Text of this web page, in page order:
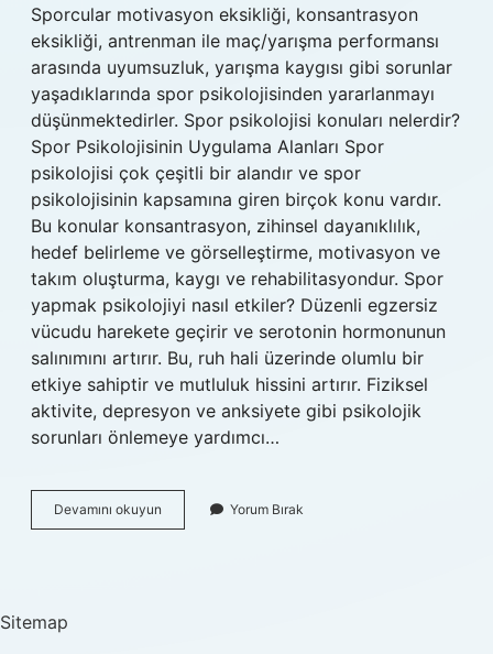
Sporcular motivasyon eksikliği, konsantrasyon
eksikliği, antrenman ile maç/yarışma performansı
arasında uyumsuzluk, yarışma kaygısı gibi sorunlar
yaşadıklarında spor psikolojisinden yararlanmayı
düşünmektedirler. Spor psikolojisi konuları nelerdir?
Spor Psikolojisinin Uygulama Alanları Spor
psikolojisi çok çeşitli bir alandır ve spor
psikolojisinin kapsamına giren birçok konu vardır.
Bu konular konsantrasyon, zihinsel dayanıklılık,
hedef belirleme ve görselleştirme, motivasyon ve
takım oluşturma, kaygı ve rehabilitasyondur. Spor
yapmak psikolojiyi nasıl etkiler? Düzenli egzersiz
vücudu harekete geçirir ve serotonin hormonunun
salınımını artırır. Bu, ruh hali üzerinde olumlu bir
etkiye sahiptir ve mutluluk hissini artırır. Fiziksel
aktivite, depresyon ve anksiyete gibi psikolojik
sorunları önlemeye yardımcı…
Devamını okuyun Sporcuların
Psikolojik
Yorum Bırak
Sitemap